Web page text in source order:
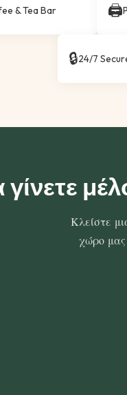
& Tea Bar 🖨
🔒24/7
Κλείστε
χώρο